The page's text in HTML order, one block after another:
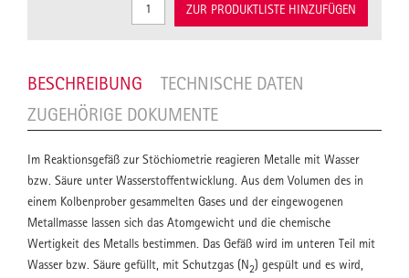
ZUR PRODUKTLISTE HINZUFÜGEN
BESCHREIBUNG
TECHNISCHE DATEN
ZUGEHÖRIGE DOKUMENTE
Im Reaktionsgefäß zur Stöchiometrie reagieren Metalle mit Wasser
bzw. Säure unter Wasserstoffentwicklung. Aus dem Volumen des in
einem Kolbenprober gesammelten Gases und der eingewogenen
Metallmasse lassen sich das Atomgewicht und die chemische
Wertigkeit des Metalls bestimmen. Das Gefäß wird im unteren Teil mit
Wasser bzw. Säure gefüllt, mit Schutzgas (N2) gespült und es wird,